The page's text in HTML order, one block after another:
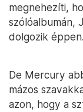
megnehezíti,
szólóalbumán,
dolgozik éppen.
De Mercury
mázos
azon, hogy a